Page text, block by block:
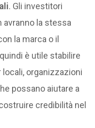
. Gli investitori
la stessa
la marca o il
è utile stabilire
organizzazioni
possano aiutare a
credibilità nel